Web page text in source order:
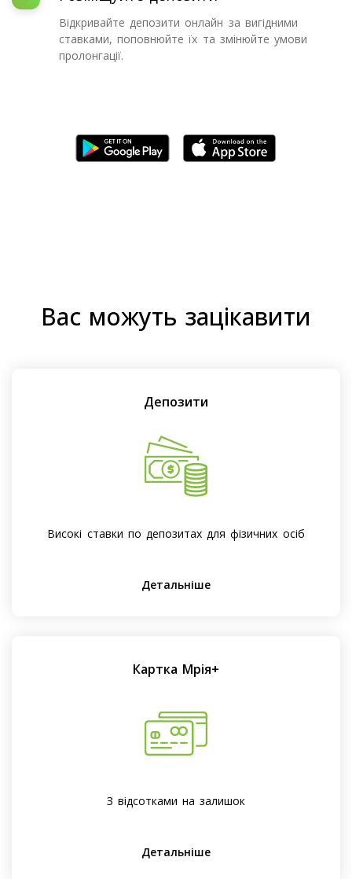
Відкривайте депозити онлайн за вигідними
ставками, поповнюйте їх та змінюйте умови
пролонгації.
Вас можуть зацікавити
Депозити
Високі ставки по депозитах для фізичних осіб
Детальніше
Картка Мрія+
З відсотками на залишок
Детальніше